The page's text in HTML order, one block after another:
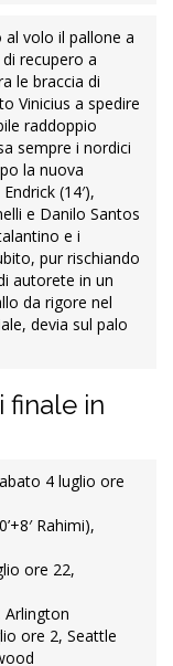
al volo il pallone a
recupero a
le braccia di
Vinicius a spedire
raddoppio
sempre i nordici
la nuova
(14′),
e Danilo Santos
e i
pur rischiando
autorete in un
da rigore nel
devia sul palo
finale in
4 luglio ore
Rahimi),
ore 22,
Arlington
ore 2, Seattle